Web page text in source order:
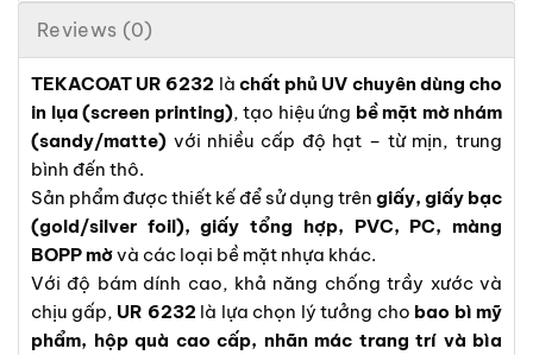
Reviews (0)
TEKACOAT UR 6232 là chất phủ UV chuyên dùng cho
in lụa (screen printing), tạo hiệu ứng bề mặt mờ nhám
(sandy/matte) với nhiều cấp độ hạt – từ mịn, trung
bình đến thô.
Sản phẩm được thiết kế để sử dụng trên giấy, giấy bạc
(gold/silver foil), giấy tổng hợp, PVC, PC, màng
BOPP mờvà các loại bề mặt nhựa khác.
Với độ bám dính cao, khả năng chống trầy xước và
chịu gấp, UR 6232 là lựa chọn lý tưởng cho bao bì mỹ
phẩm, hộp quà cao cấp, nhãn mác trang trí và bìa